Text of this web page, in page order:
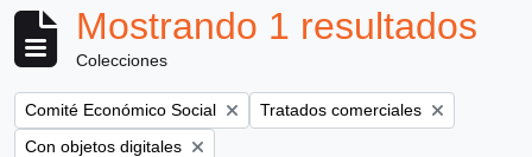
Mostrando 1 resultados
Colecciones
Remove filter:
Comité Económico Social Remove filter:
Tratados comerciales
Remove filter:
Con objetos digitales